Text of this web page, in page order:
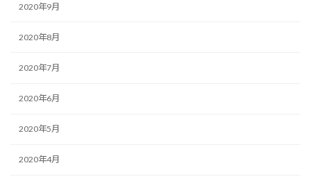
2020年9月
2020年8月
2020年7月
2020年6月
2020年5月
2020年4月